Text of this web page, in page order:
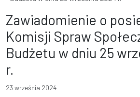
Zawiadomienie o
Komisji Spraw
Budżetu w dniu 25
r.
23 września 2024